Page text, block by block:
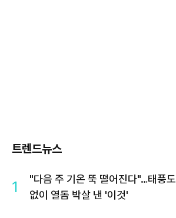
트렌드뉴스
1
"다음 주 기온 뚝 떨어진다"…태풍도
없이 열돔 박살 낸 '이것'